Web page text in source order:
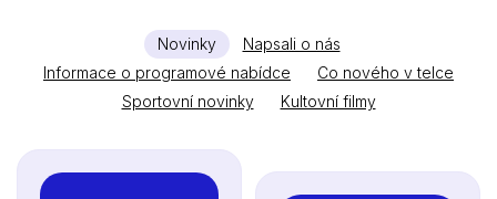
Novinky
Napsali o nás
Informace o programové nabídce
Co nového v telce
Sportovní novinky
Kultovní filmy